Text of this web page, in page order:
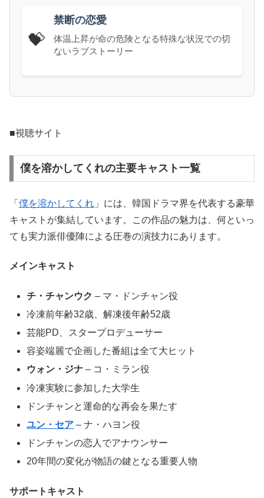
💝
禁断の恋愛
体温上昇が命の危険となる特殊な状況での切
ないラブストーリー
■視聴サイト
僕を溶かしてくれの主要キャスト一覧
「 僕を溶かしてくれ 」には、韓国ドラマ界を代表する豪華
キャストが集結しています。この作品の魅力は、何といっ
ても実力派俳優陣による圧巻の演技力にあります。
メインキャスト
チ・チャンウク – マ・ドンチャン役
冷凍前年齢32歳、解凍後年齢52歳
芸能PD、スタープロデューサー
容姿端麗で企画した番組は全て大ヒット
ウォン・ジナ – コ・ミラン役
冷凍実験に参加した大学生
ドンチャンと運命的な再会を果たす
ユン・セア – ナ・ハヨン役
ドンチャンの恋人でアナウンサー
20年間の変化が物語の鍵となる重要人物
サポートキャスト